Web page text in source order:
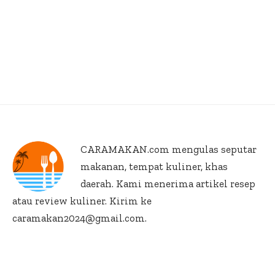
CARAMAKAN.com mengulas seputar
makanan, tempat kuliner, khas
daerah. Kami menerima artikel resep
atau review kuliner. Kirim ke
caramakan2024@gmail.com.